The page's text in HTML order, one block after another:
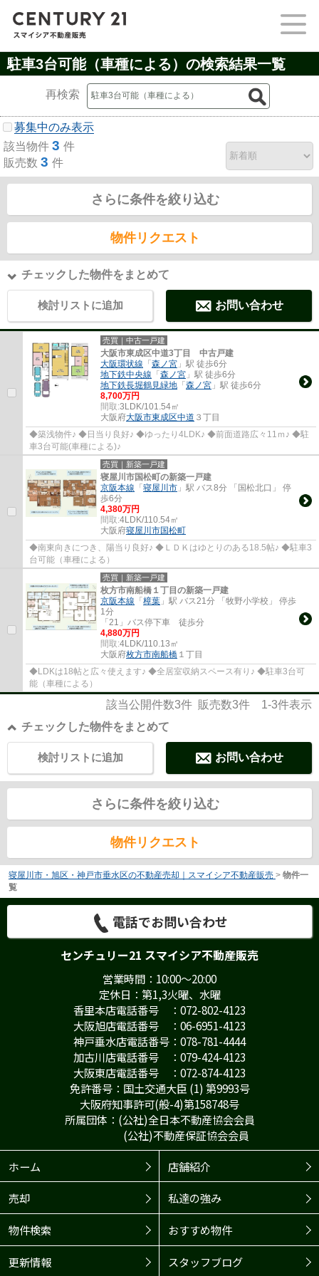
駐車3台可能（車種による）の検索結果一覧
再検索
募集中のみ表示
該当物件 3 件
販売数 3 件
さらに条件を絞り込む
物件リクエスト
チェックした物件をまとめて
検討リストに追加 お問い合わせ
売買｜中古一戸建
大阪市東成区中道3丁目 中古戸建
大阪環状線 「森ノ宮 」駅 徒歩6分
地下鉄中央線 「森ノ宮 」駅 徒歩6分
地下鉄長堀鶴見緑地 「森ノ宮 」駅 徒歩6分
8,700万円
間取:3LDK/101.54㎡
大阪府大阪市東成区中道 ３丁目
◆築浅物件♪ ◆日当り良好♪ ◆ゆったり4LDK♪ ◆前面道路広々11ｍ♪ ◆駐
車3台可能(車種による)♪
売買｜新築一戸建
寝屋川市国松町の新築一戸建
京阪本線 「寝屋川市 」駅 バス8分 「国松北口」 停
歩6分
4,380万円
間取:4LDK/110.54㎡
大阪府寝屋川市国松町
◆南東向きにつき、陽当り良好♪ ◆ＬＤＫはゆとりのある18.5帖♪ ◆駐車3
台可能（車種による）
売買｜新築一戸建
枚方市南船橋１丁目の新築一戸建
京阪本線 「樟葉 」駅 バス21分 「牧野小学校」 停歩
1分
「21」バス停下車 徒歩分
4,880万円
間取:4LDK/110.13㎡
大阪府枚方市南船橋 １丁目
◆LDKは18帖と広々使えます♪ ◆全居室収納スペース有り♪ ◆駐車3台可
能（車種による）
該当公開件数3件 販売数3件 1-3件表示
チェックした物件をまとめて
お問い合わせ
検討リストに追加
さらに条件を絞り込む
物件リクエスト
寝屋川市・旭区・神戸市垂水区の不動産売却｜スマイシア不動産販売 > 物件一
覧
電話でお問い合わせ
センチュリー21 スマイシア不動産販売
営業時間：10:00～20:00
定休日：第1,3火曜、水曜
香里本店電話番号 ：072-802-4123
大阪旭店電話番号 ：06-6951-4123
神戸垂水店電話番号：078-781-4444
加古川店電話番号 ：079-424-4123
大阪東店電話番号 ：072-874-4123
免許番号：国土交通大臣 (1) 第9993号
大阪府知事許可(般-4)第158748号
所属団体：(公社)全日本不動産協会会員
(公社)不動産保証協会会員
ホーム
店舗紹介
売却 私達の強み
物件検索 おすすめ物件
更新情報 スタッフブログ